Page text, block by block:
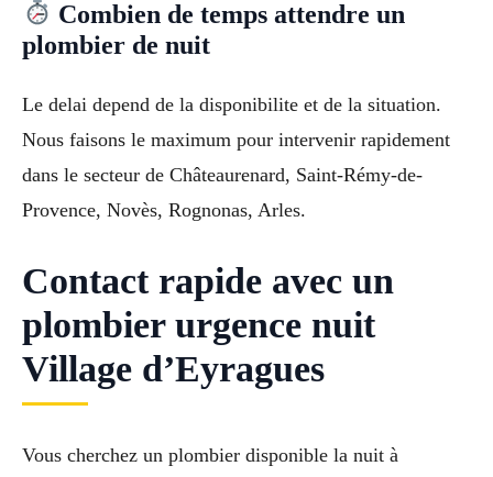
Combien de temps attendre un
plombier de nuit
Le delai depend de la disponibilite et de la situation.
Nous faisons le maximum pour intervenir rapidement
dans le secteur de Châteaurenard, Saint-Rémy-de-
Provence, Novès, Rognonas, Arles.
Contact rapide avec un
plombier urgence nuit
Village d’Eyragues
Vous cherchez un plombier disponible la nuit à